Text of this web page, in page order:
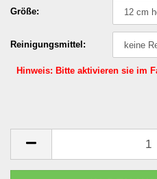
Größe:
Reinigungsmittel:
Hinweis: Bitte aktivieren sie im